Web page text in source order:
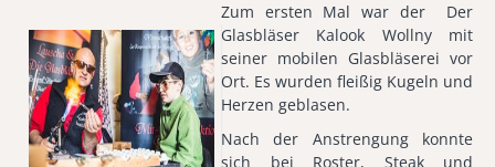
Zum ersten Mal war der Der
Glasbläser Kalook Wollny mit
seiner mobilen Glasbläserei vor
Ort. Es wurden fleißig Kugeln und
Herzen geblasen.
Nach der Anstrengung konnte
sich bei Roster, Steak und